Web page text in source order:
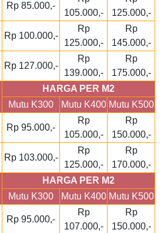
Rp 85.000,-
105.000,-
125.000,-
Rp 100.000,-
Rp
125.000,-
Rp
145.000,-
Rp 127.000,-
Rp
139.000,-
Rp
175.000,-
HARGA PER M2
Mutu K300
Mutu K400 Mutu K500
Rp 95.000,-
Rp
105.000,-
Rp
150.000,-
Rp 103.000,-
Rp
125.000,-
Rp
170.000,-
HARGA PER M2
Mutu K300
Mutu K400 Mutu K500
Rp 95.000,-
Rp
107.000,-
Rp
150.000,-